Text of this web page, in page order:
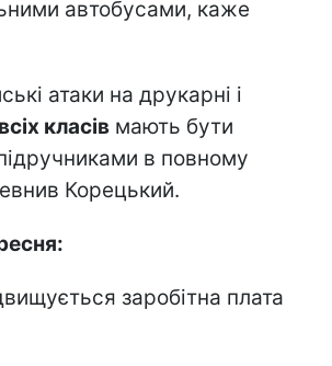
автобусами, каже
атаки на друкарні і
класів мають бути
в повному
Корецький.
заробітна плата